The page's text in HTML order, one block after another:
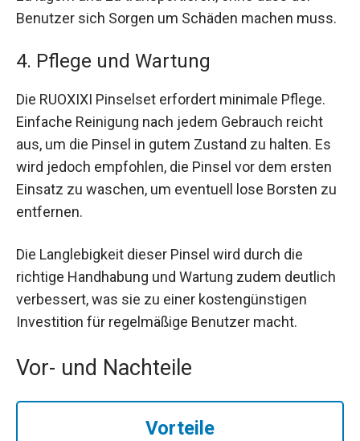
Benutzer sich Sorgen um Schäden machen muss.
4. Pflege und Wartung
Die RUOXIXI Pinselset erfordert minimale Pflege.
Einfache Reinigung nach jedem Gebrauch reicht
aus, um die Pinsel in gutem Zustand zu halten. Es
wird jedoch empfohlen, die Pinsel vor dem ersten
Einsatz zu waschen, um eventuell lose Borsten zu
entfernen.
Die Langlebigkeit dieser Pinsel wird durch die
richtige Handhabung und Wartung zudem deutlich
verbessert, was sie zu einer kostengünstigen
Investition für regelmäßige Benutzer macht.
Vor- und Nachteile
Vorteile